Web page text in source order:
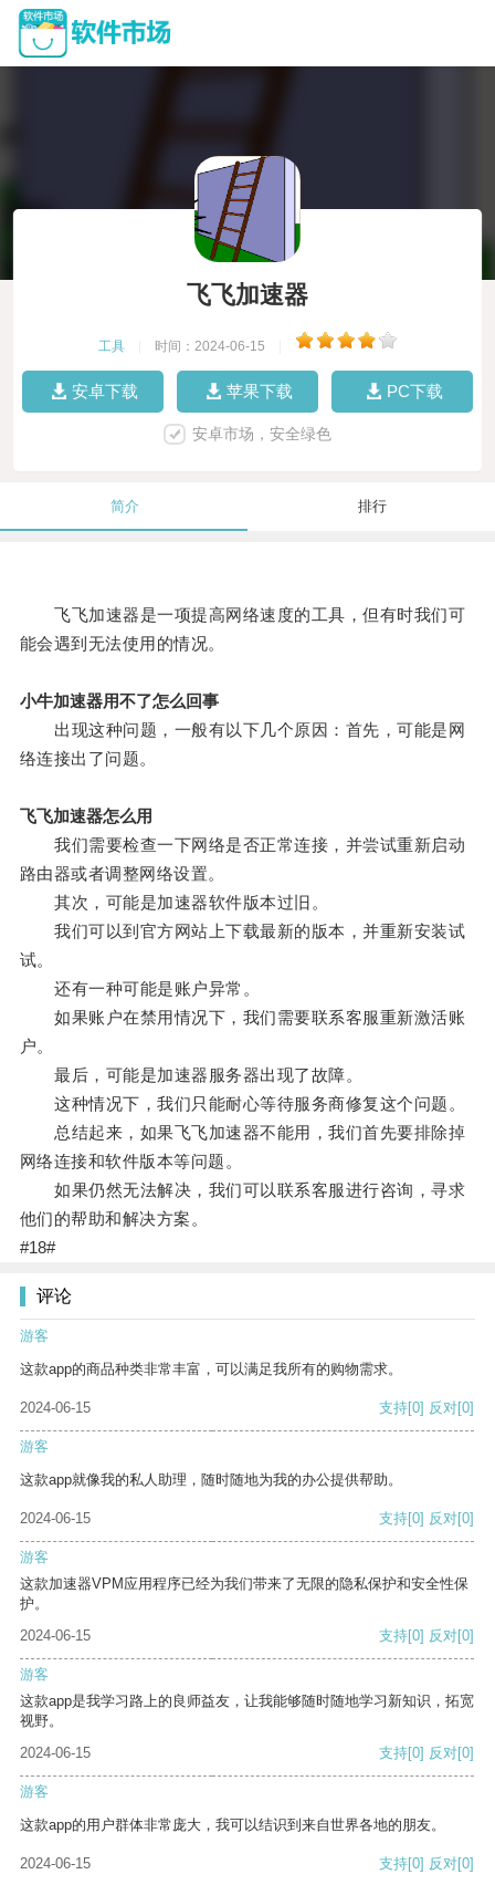
飞飞加速器
工具 时间：2024-06-15
安卓下载 苹果下载 PC下载
安卓市场，安全绿色
简介 排行
飞飞加速器是一项提高网络速度的工具，但有时我们可
能会遇到无法使用的情况。
小牛加速器用不了怎么回事
出现这种问题，一般有以下几个原因：首先，可能是网
络连接出了问题。
飞飞加速器怎么用
我们需要检查一下网络是否正常连接，并尝试重新启动
路由器或者调整网络设置。
其次，可能是加速器软件版本过旧。
我们可以到官方网站上下载最新的版本，并重新安装试
试。
还有一种可能是账户异常。
如果账户在禁用情况下，我们需要联系客服重新激活账
户。
最后，可能是加速器服务器出现了故障。
这种情况下，我们只能耐心等待服务商修复这个问题。
总结起来，如果飞飞加速器不能用，我们首先要排除掉
网络连接和软件版本等问题。
如果仍然无法解决，我们可以联系客服进行咨询，寻求
他们的帮助和解决方案。
#18#
评论
游客
这款app的商品种类非常丰富，可以满足我所有的购物需求。
2024-06-15 支持[0] 反对[0]
游客
这款app就像我的私人助理，随时随地为我的办公提供帮助。
2024-06-15 支持[0] 反对[0]
游客
这款加速器VPM应用程序已经为我们带来了无限的隐私保护和安全性保
护。
2024-06-15
支持[0] 反对[0]
游客
这款app是我学习路上的良师益友，让我能够随时随地学习新知识，拓宽
视野。
2024-06-15
支持[0] 反对[0]
游客
这款app的用户群体非常庞大，我可以结识到来自世界各地的朋友。
2024-06-15 支持[0] 反对[0]